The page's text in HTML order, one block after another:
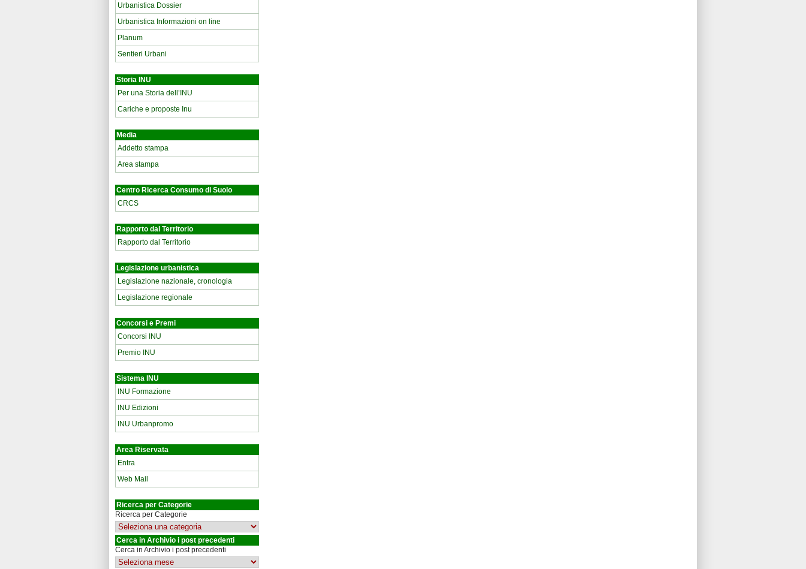
Urbanistica Dossier
Urbanistica Informazioni on line
Planum
Sentieri Urbani
Storia INU
Per una Storia dell’INU
Cariche e proposte Inu
Media
Addetto stampa
Area stampa
Centro Ricerca Consumo di Suolo
CRCS
Rapporto dal Territorio
Rapporto dal Territorio
Legislazione urbanistica
Legislazione nazionale, cronologia
Legislazione regionale
Concorsi e Premi
Concorsi INU
Premio INU
Sistema INU
INU Formazione
INU Edizioni
INU Urbanpromo
Area Riservata
Entra
Web Mail
Ricerca per Categorie
Ricerca per Categorie
Cerca in Archivio i post precedenti
Cerca in Archivio i post precedenti